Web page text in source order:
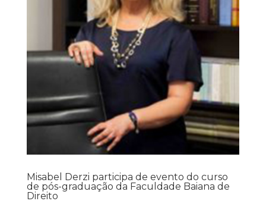
Misabel Derzi participa de evento do curso
de pós-graduação da Faculdade Baiana de
Direito